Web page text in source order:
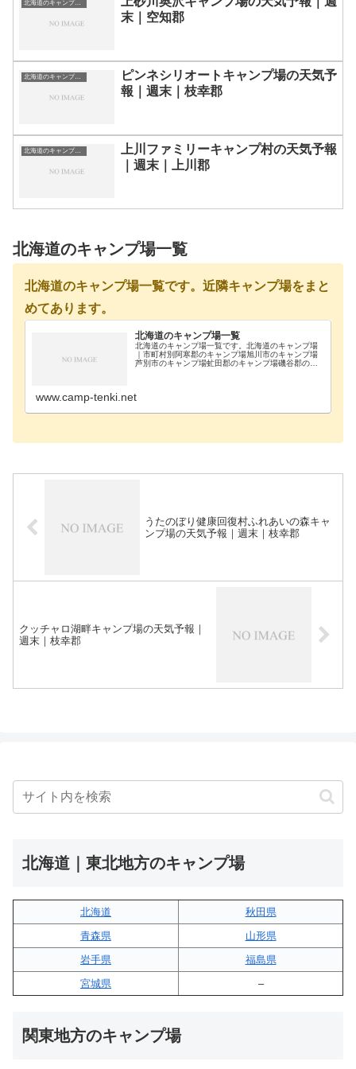
北海道のキャンプ場一覧
末｜空知郡
北海道のキャンプ場一覧
ピンネシリオートキャンプ場の天気予
報｜週末｜枝幸郡
北海道のキャンプ場一覧
上川ファミリーキャンプ村の天気予報
｜週末｜上川郡
北海道のキャンプ場一覧
北海道のキャンプ場一覧です。近隣キャンプ場をまと
めてあります。
北海道のキャンプ場一覧
北海道のキャンプ場一覧です。北海道のキャンプ場
｜市町村別阿寒郡のキャンプ場旭川市のキャンプ場
芦別市のキャンプ場虻田郡のキャンプ場磯谷郡のキ
www.camp-tenki.net
うたのぼり健康回復村ふれあいの森キャ
ンプ場の天気予報｜週末｜枝幸郡
クッチャロ湖畔キャンプ場の天気予報｜
週末｜枝幸郡
北海道｜東北地方のキャンプ場
北海道
秋田県
青森県
山形県
岩手県
福島県
宮城県
–
関東地方のキャンプ場